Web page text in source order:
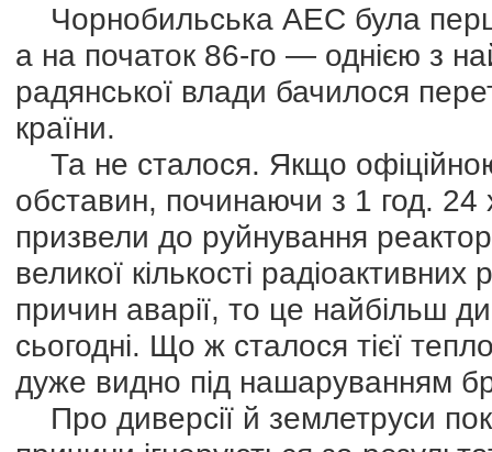
Чорнобильська АЕС була
а на початок 86-го — однією з
радянської влади бачилося
країни.
Та не сталося. Якщо
обставин, починаючи з 1 год. 24
призвели до руйнування
великої кількості
причин аварії, то це найбільш
сьогодні. Що ж сталося тієї
дуже видно під нашаруванням
Про диверсії й землетруси